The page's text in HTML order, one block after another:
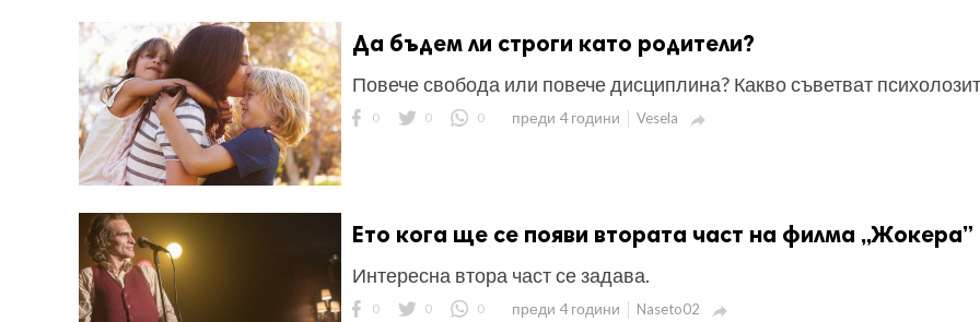
Да бъдем ли строги като родители?
Повече свобода или повече дисциплина? Какво съветват
0 0 0 преди 4 години Vesela 
Ето кога ще се появи втората част на филма „Жокера”
Интересна втора част се задава.
0 0 0 преди 4 години Naseto02 